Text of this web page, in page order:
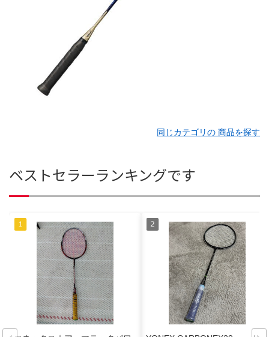
同じカテゴリの 商品を探す
ベストセラーランキングです